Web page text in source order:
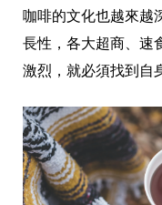
咖啡的文化也越來越
長性，各大超商、速
激烈，就必須找到自